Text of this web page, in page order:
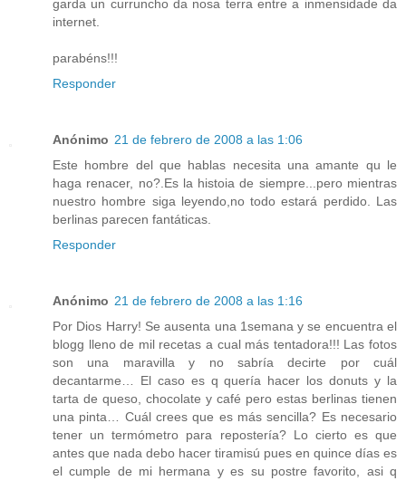
garda un curruncho da nosa terra entre a inmensidade da
internet.
parabéns!!!
Responder
Anónimo 21 de febrero de 2008 a las 1:06
Este hombre del que hablas necesita una amante qu le
haga renacer, no?.Es la histoia de siempre...pero mientras
nuestro hombre siga leyendo,no todo estará perdido. Las
berlinas parecen fantáticas.
Responder
Anónimo 21 de febrero de 2008 a las 1:16
Por Dios Harry! Se ausenta una 1semana y se encuentra el
blogg lleno de mil recetas a cual más tentadora!!! Las fotos
son una maravilla y no sabría decirte por cuál
decantarme… El caso es q quería hacer los donuts y la
tarta de queso, chocolate y café pero estas berlinas tienen
una pinta… Cuál crees que es más sencilla? Es necesario
tener un termómetro para repostería? Lo cierto es que
antes que nada debo hacer tiramisú pues en quince días es
el cumple de mi hermana y es su postre favorito, asi q